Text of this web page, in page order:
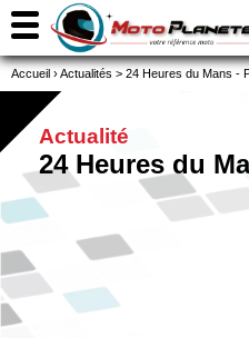
Accueil ›Actualités > 24 Heures du Mans -
Actualité
24 Heures du